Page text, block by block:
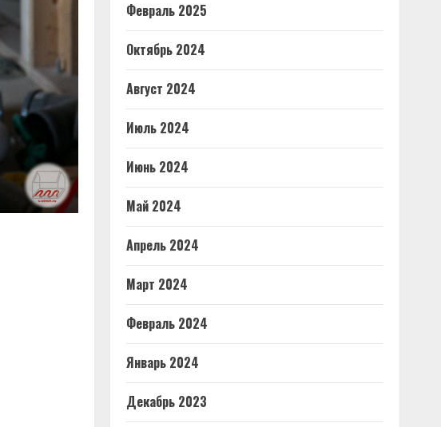
Февраль 2025
Октябрь 2024
Август 2024
Июль 2024
Июнь 2024
Май 2024
Апрель 2024
Март 2024
Февраль 2024
Январь 2024
Декабрь 2023